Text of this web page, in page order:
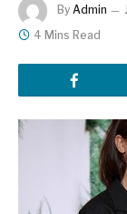
By Admin
4 Mins Read